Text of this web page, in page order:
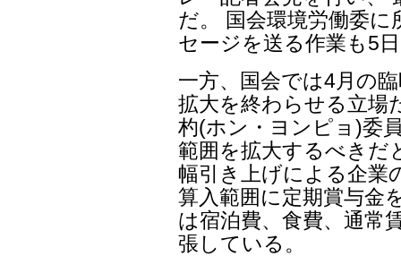
だ。 国会環境労働委
セージを送る作業も5
一方、国会では4月の
拡大を終わらせる立場
杓(ホン・ヨンピョ)委
範囲を拡大するべきだ
幅引き上げによる企業
算入範囲に定期賞与金
は宿泊費、食費、通常
張している。